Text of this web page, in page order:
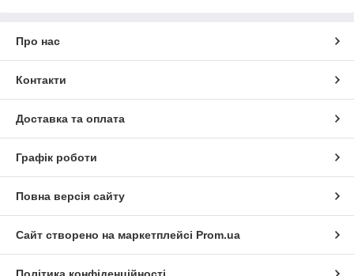
Про нас
Контакти
Доставка та оплата
Графік роботи
Повна версія сайту
Сайт створено на маркетплейсі Prom.ua